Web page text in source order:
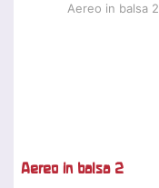
Aereo in balsa 2